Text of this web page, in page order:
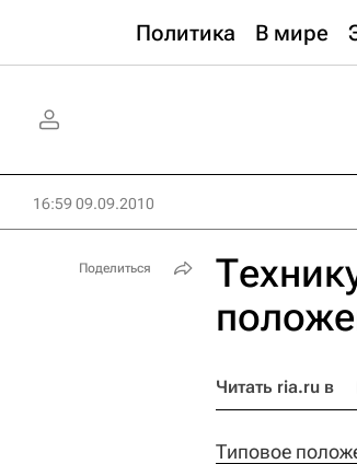
Политика В мире
16:59 09.09.2010
Читать ria.ru в
Типовое
Поделиться